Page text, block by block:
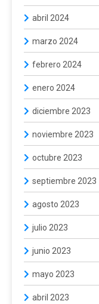
abril 2024
marzo 2024
febrero 2024
enero 2024
diciembre 2023
noviembre 2023
octubre 2023
septiembre 2023
agosto 2023
julio 2023
junio 2023
mayo 2023
abril 2023